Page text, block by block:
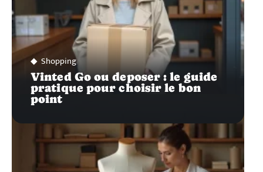
Shopping
Vinted Go ou deposer : le guide
pratique pour choisir le bon
point